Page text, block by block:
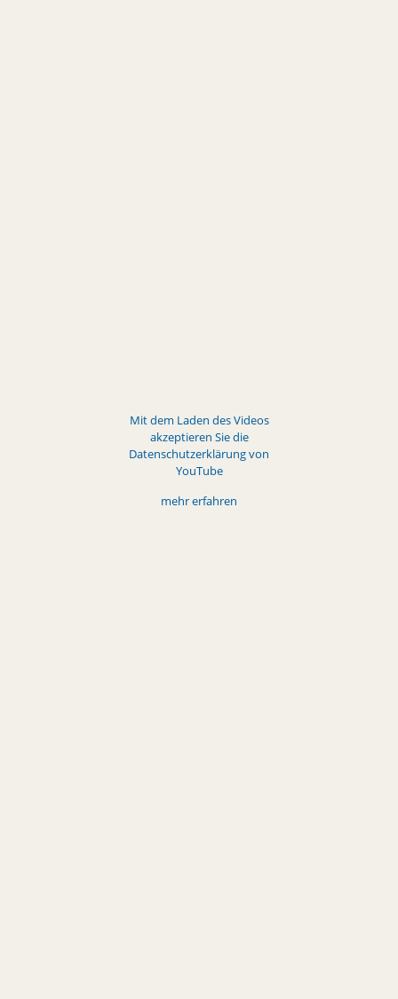
Mit dem Laden des Videos
akzeptieren Sie die
Datenschutzerklärung von
YouTube
mehr erfahren